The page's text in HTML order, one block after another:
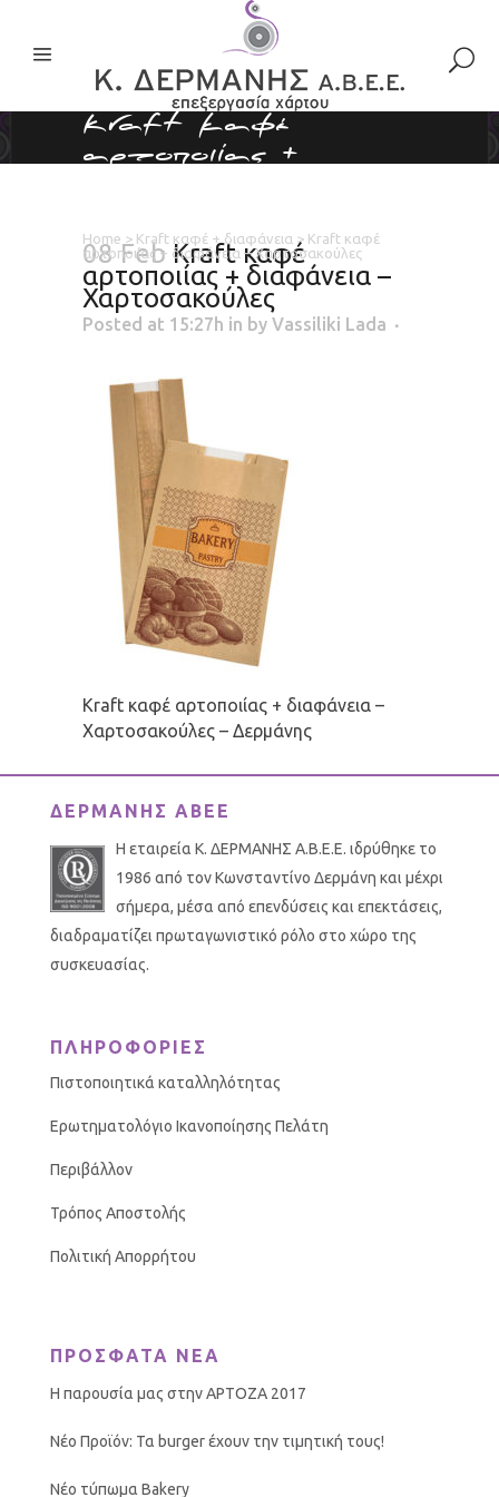
Kraft καφέ
αρτοποιίας +
Home > Kraft καφέ + διαφάνεια > Kraft καφέ
αρτοποιίας + διαφάνεια – Χαρτοσακούλες
08 FebKraft καφέ
αρτοποιίας + διαφάνεια –
Χαρτοσακούλες
Posted at 15:27h in by Vassiliki Lada
Kraft καφέ αρτοποιίας + διαφάνεια –
Χαρτοσακούλες – Δερμάνης
ΔΕΡΜΑΝΗΣ ΑΒΕΕ
Η εταιρεία Κ. ΔΕΡΜΑΝΗΣ Α.Β.Ε.Ε. ιδρύθηκε το
1986 από τον Κωνσταντίνο Δερμάνη και μέχρι
σήμερα, μέσα από επενδύσεις και επεκτάσεις,
διαδραματίζει πρωταγωνιστικό ρόλο στο χώρο της
συσκευασίας.
ΠΛΗΡΟΦΟΡΙΕΣ
Πιστοποιητικά καταλληλότητας
Ερωτηματολόγιο Ικανοποίησης Πελάτη
Περιβάλλον
Τρόπος Αποστολής
Πολιτική Απορρήτου
ΠΡΟΣΦΑΤΑ ΝΕΑ
Η παρουσία μας στην ΑΡΤΟΖΑ 2017
Νέο Προϊόν: Τα burger έχουν την τιμητική τους!
Νέο τύπωμα Bakery